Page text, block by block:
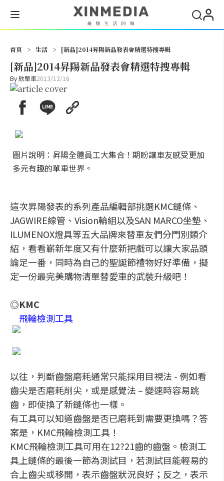
首頁 > 生活 > [新品]2014昇陽新品發表會精選特搜專輯
[新品]2014昇陽新品發表會精選特搜專輯
By欣單車2013/12/16
圖片說明：昇陽全體員工大集合！期盼讓車友感受更加
多元有趣的單車世界。
這次昇陽發表的系列產品編輯部挑選KMC鏈條、
JAGWIRE線管、Vision輪組以及SAN MARCO坐墊、
ILUMENOX燈具等五大品牌來替車友們分門別類介
紹，看看嶄新年度又有什麼新把戲可以讓大家品頭
論足一番，同時為自己的聖誕節禮物好好準備，擬
定一份最完美購物清單替愛車的武裝升級吧！
◎KMC
飛輪檢測工具
以往，判斷齒盤磨耗通常只能採用目視法 - 例如看
齒尖是否磨耗削尖，或是感覺法 – 變速時容易跳
齒，即使換了新鏈條也一樣。
有工具可以知道齒盤是否已磨耗到需要更換嗎？答
案是，KMC飛輪檢測工具！
KMC飛輪檢測工具可用在12?21齒的齒盤。檢測工
具上鏈條的最後一節為測試目，若測試目能輕易的
合上齒尖或移開，表示齒盤狀況良好；反之，表示